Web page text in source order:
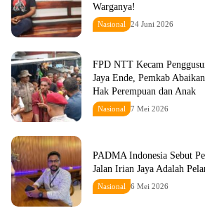
Warganya!
Nasional 24 Juni 2026
FPD NTT Kecam
Jaya Ende, Pemkab
Hak Perempuan dan Anak
Nasional 7 Mei 2026
PADMA Indonesia Sebut
Jalan Irian Jaya Adalah
Nasional 6 Mei 2026